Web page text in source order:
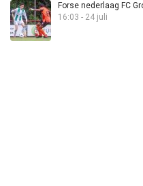
Forse nederlaag FC
16:03 - 24 juli